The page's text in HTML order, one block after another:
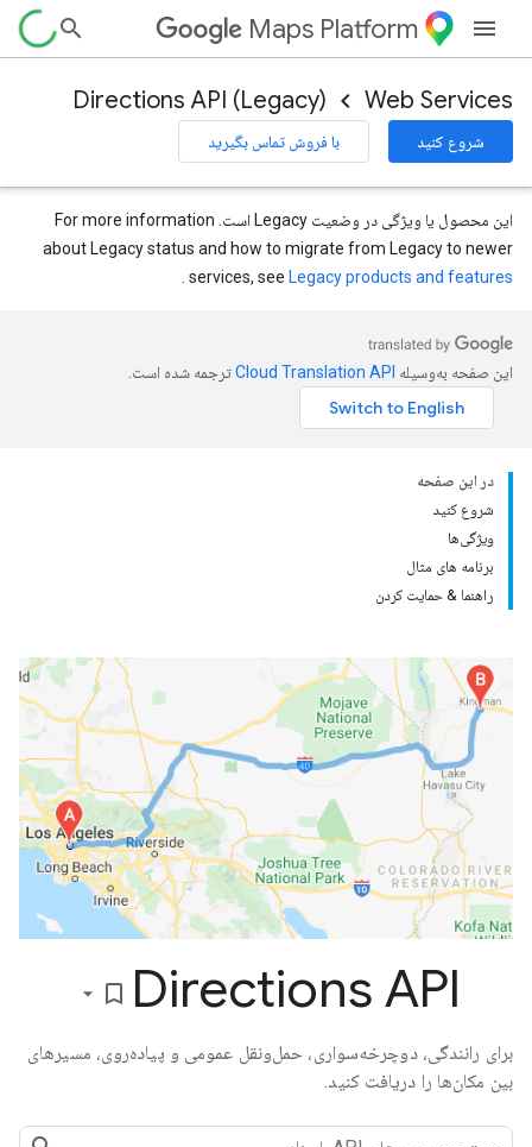
Maps Platform
Web Services
Directions API (Legacy)
شروع کنید با فروش تماس بگیرید
این محصول یا ویژگی در وضعیت Legacy است. For more information
about Legacy status and how to migrate from Legacy to newer
services, see Legacy products and features
این صفحه به‌وسیله ترجمه شده است.
در این صفحه
شروع کنید
ویژگی‌ها
برنامه های مثال
راهنما & حمایت کردن
Directions API
bookmark_border
برای رانندگی، دوچرخه‌سواری، حمل‌ونقل عمومی و پیاده‌روی، مسیرهای
بین مکان‌ها را دریافت کنید.